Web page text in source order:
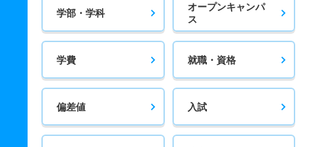
学部・学科
オープンキャンパ
ス
学費 就職・資格
偏差値 入試